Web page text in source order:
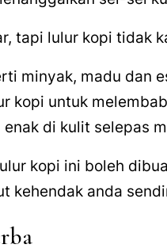
tapi lulur kopi tidak
minyak, madu dan
kopi untuk
di kulit selepas
kopi ini boleh
kehendak anda